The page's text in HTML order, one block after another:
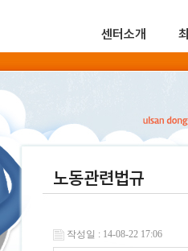
센터소개
노동관련법규
작성일 : 14-08-22 17:06